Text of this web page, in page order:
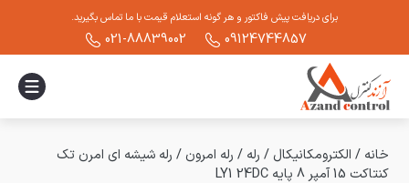
برای دریافت پیش فاکتور و هر گونه استعلام قیمت با ما تماس بگیرید.
09124744857
021-88839002
خانه / الکترومکانیکال / رله / رله امرون / رله شیشه ای امرن تک
کنتاکت 15 آمپر 8 پایه LY1 24DC